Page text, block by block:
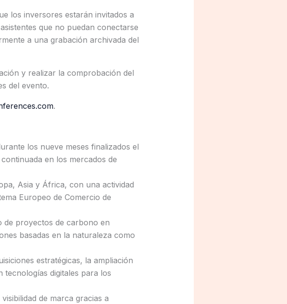
los inversores estarán invitados a
que no puedan conectarse
a una grabación archivada del
y realizar la comprobación del
del evento.
.
los nueve meses finalizados el
en los mercados de
Asia y África, con una actividad
Europeo de Comercio de
de proyectos de carbono en
basadas en la naturaleza como
estratégicas, la ampliación
digitales para los
de marca gracias a